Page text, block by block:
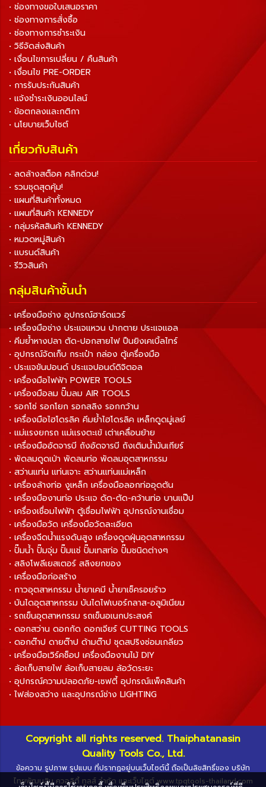
• ช่องทางขอใบเสนอราคา
• ช่องทางการสั่งซื้อ
• ช่องทางการชำระเงิน
• วิธีจัดส่งสินค้า
• เงื่อนไขการเปลี่ยน / คืนสินค้า
• เงื่อนไข PRE-ORDER
• การรับประกันสินค้า
• แจ้งชำระเงินออนไลน์
• ข้อตกลงและกติกา
• นโยบายเว็บไซต์
เกี่ยวกับสินค้า
• ลดล้างสต็อค คลิกด่วน!
• รวมชุดสุดคุ้ม!
• แผนที่สินค้าทั้งหมด
• แผนที่สินค้า KENNEDY
• กลุ่มรหัสสินค้า KENNEDY
• หมวดหมู่สินค้า
• แบรนด์สินค้า
• รีวิวสินค้า
กลุ่มสินค้าชั้นนำ
• เครื่องมือช่าง อุปกรณ์ฮาร์ดแวร์
• เครื่องมือช่าง ประแจแหวน ปากตาย ประแจแอล
• คีมย้ำหางปลา ตัด-ปอกสายไฟ ปืนยิงเคเบิ้ลไทร์
• อุปกรณ์จัดเก็บ กระเป๋า กล่อง ตู้เครื่องมือ
• ประแจขันปอนด์ ประแจปอนด์ดิจิตอล
• เครื่องมือไฟฟ้า POWER TOOLS
• เครื่องมือลม ปั๊มลม AIR TOOLS
• รอกโซ่ รอกโยก รอกสลิง รอกกว้าน
• เครื่องมือไฮโดรลิค คีมย้ำไฮโดรลิค เหล็กดูดมู่เลย์
• แม่แรงยกรถ แม่แรงตะเข้ เต่าเคลื่อนย้าย
• เครื่องมืออัดจารบี ถังอัดจารบี ถังเติมน้ำมันเกียร์
• พัดลมดูดเป่า พัดลมท่อ พัดลมอุตสาหกรรม
• สว่านแท่น แท่นเจาะ สว่านแท่นแม่เหล็ก
• เครื่องล้างท่อ งูเหล็ก เครื่องมือลอกท่ออุดตัน
• เครื่องมืองานท่อ ประแจ ดัด-ตัด-คว้านท่อ บานแป๊ป
• เครื่องเชื่อมไฟฟ้า ตู้เชื่อมไฟฟ้า อุปกรณ์งานเชื่อม
• เครื่องมือวัด เครื่องมือวัดละเอียด
• เครื่องฉีดน้ำแรงดันสูง เครื่องดูดฝุ่นอุตสาหกรรม
• ปั๊มน้ำ ปั๊มจุ่ม ปั๊มแช่ ปั๊มเทสท่อ ปั๊มชนิดต่างๆ
• สลิงโพลีเยสเตอร์ สลิงยกของ
• เครื่องมือก่อสร้าง
• กาวอุตสาหกรรม น้ำยาเคมี น้ำยาเช็ครอยร้าว
• บันไดอุตสาหกรรม บันไดไฟเบอร์กลาส-อลูมิเนียม
• รถเข็นอุตสาหกรรม รถเข็นอเนกประสงค์
• ดอกสว่าน ดอกกัด ดอกเจียร์ CUTTING TOOLS
• ดอกต๊าป ดายต๊าป ด้ามต๊าป ชุดสปริงซ่อมเกลียว
• เครื่องมือเวิร์คช็อป เครื่องมืองานไม้ DIY
• ล้อเก็บสายไฟ ล้อเก็บสายลม ล้อวัดระยะ
• อุปกรณ์ความปลอดภัย-เซฟตี้ อุปกรณ์แพ็คสินค้า
• ไฟส่องสว่าง และอุปกรณ์ช่าง LIGHTING
Copyright all rights reserved. Thaiphatanasin
Quality Tools Co., Ltd.
ข้อความ รูปภาพ รูปแบบ ที่ปรากฏอยู่บนเว็บไซต์นี้ ถือเป็นลิขสิทธิ์ของ บริษัท
ไทยพัฒนสิน ควอลิตี้ ทูลส์ จำกัด และเว็บไซต์ www.tpqtools-thailand.com